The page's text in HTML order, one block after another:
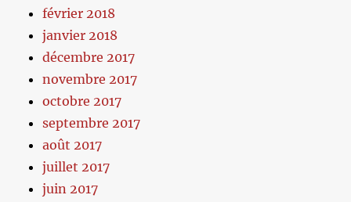
février 2018
janvier 2018
décembre 2017
novembre 2017
octobre 2017
septembre 2017
août 2017
juillet 2017
juin 2017